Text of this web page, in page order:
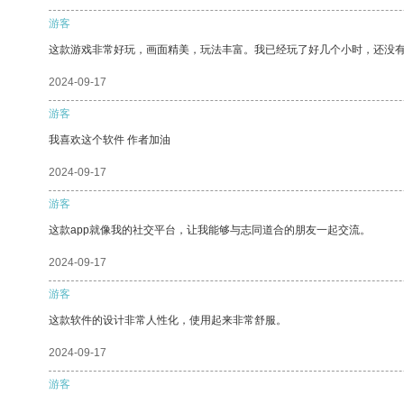
游客
这款游戏非常好玩，画面精美，玩法丰富。我已经玩了好几个小时，还没
2024-09-17
游客
我喜欢这个软件 作者加油
2024-09-17
游客
这款app就像我的社交平台，让我能够与志同道合的朋友一起交流。
2024-09-17
游客
这款软件的设计非常人性化，使用起来非常舒服。
2024-09-17
游客